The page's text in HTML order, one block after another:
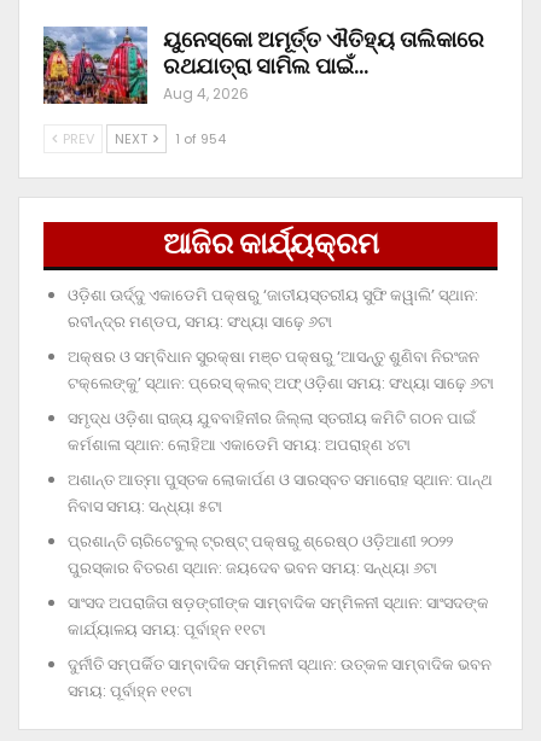
ୟୁନେସ୍କୋ ଅମୂର୍ତ୍ତ ଐତିହ୍ୟ ତାଲିକାରେ
ରଥଯାତ୍ରା ସାମିଲ ପାଇଁ…
Aug 4, 2026
PREV NEXT 1 of 954
ଆଜିର କାର୍ଯ୍ୟକ୍ରମ
ଓଡ଼ିଶା ଊର୍ଦ୍ଦୁ ଏକାଡେମି ପକ୍ଷରୁ ‘ଜାତୀୟସ୍ତରୀୟ ସୁଫି କୱାଲି’ ସ୍ଥାନ:
ରବୀନ୍ଦ୍ର ମଣ୍ଡପ, ସମୟ: ସଂଧ୍ୟା ସାଢ଼େ ୬ଟା
ଅକ୍ଷର ଓ ସମ୍ବିଧାନ ସୁରକ୍ଷା ମଞ୍ଚ ପକ୍ଷରୁ ‘ଆସନ୍ତୁ ଶୁଣିବା ନିରଂଜନ
ଟକ୍‌ଲେଙ୍କୁ’ ସ୍ଥାନ: ପ୍ରେସ୍‌ କ୍ଲବ୍‌ ଅଫ୍‌ ଓଡ଼ିଶା ସମୟ: ସଂଧ୍ୟା ସାଢ଼େ ୬ଟା
ସମୃଦ୍ଧ ଓଡ଼ିଶା ରାଜ୍ୟ ଯୁବବାହିନୀର ଜିଲ୍ଲା ସ୍ତରୀୟ କମିଟି ଗଠନ ପାଇଁ
କର୍ମଶାଳା ସ୍ଥାନ: ଲୋହିଆ ଏକାଡେମି ସମୟ: ଅପରାହ୍‌ଣ ୪ଟା
ଅଶାନ୍ତ ଆତ୍ମା ପୁସ୍ତକ ଲୋକାର୍ପଣ ଓ ସାରସ୍ବତ ସମାରୋହ ସ୍ଥାନ: ପାନ୍ଥ
ନିବାସ ସମୟ: ସନ୍ଧ୍ୟା ୫ଟା
ପ୍ରଶାନ୍ତି ଚାରିଟେବୁଲ୍‌ ଟ୍ରଷ୍ଟ୍‌ ପକ୍ଷରୁ ଶ୍ରେଷ୍ଠ ଓଡ଼ିଆଣୀ ୨୦୨୨
ପୁରସ୍କାର ବିତରଣ ସ୍ଥାନ: ଜୟଦେବ ଭବନ ସମୟ: ସନ୍ଧ୍ୟା ୬ଟା
ସାଂସଦ ଅପରାଜିତା ଷଡ଼ଙ୍ଗୀଙ୍କ ସାମ୍ବାଦିକ ସମ୍ମିଳନୀ ସ୍ଥାନ: ସାଂସଦଙ୍କ
କାର୍ଯ୍ୟାଳୟ ସମୟ: ପୂର୍ବାହ୍ନ ୧୧ଟା
ଦୁର୍ନୀତି ସମ୍ପର୍କିତ ସାମ୍ବାଦିକ ସମ୍ମିଳନୀ ସ୍ଥାନ: ଉତ୍କଳ ସାମ୍ବାଦିକ ଭବନ
ସମୟ: ପୂର୍ବାହ୍ନ ୧୧ଟା